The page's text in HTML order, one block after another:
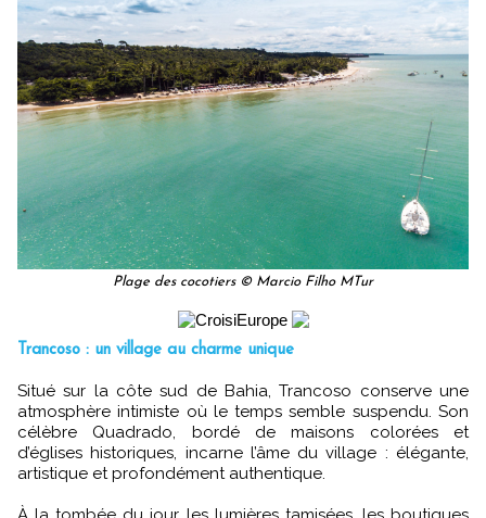
Plage des cocotiers © Marcio Filho MTur
Trancoso : un village au charme unique
Situé sur la côte sud de Bahia, Trancoso conserve une
atmosphère intimiste où le temps semble suspendu. Son
célèbre Quadrado, bordé de maisons colorées et
d’églises historiques, incarne l’âme du village : élégante,
artistique et profondément authentique.